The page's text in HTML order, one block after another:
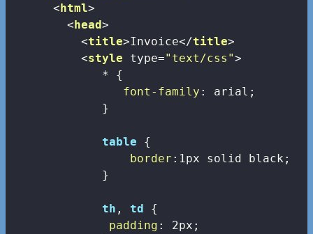
<html>
<head>
<title>Invoice</title>
<style type="text/css">
             * {
font-family : arial;
             }
table {
border : 1px solid black;
             }
th , td {
padding : 2px ;